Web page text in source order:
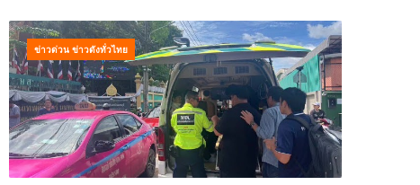
ข่าวด่วน ข่าวดังทั่วไทย